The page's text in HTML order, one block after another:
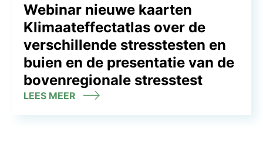
Webinar nieuwe kaarten
Klimaateffectatlas over de
verschillende stresstesten en
buien en de presentatie van de
bovenregionale stresstest
LEES MEER